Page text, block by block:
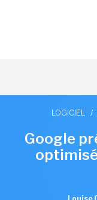
LOGICIEL /
Google